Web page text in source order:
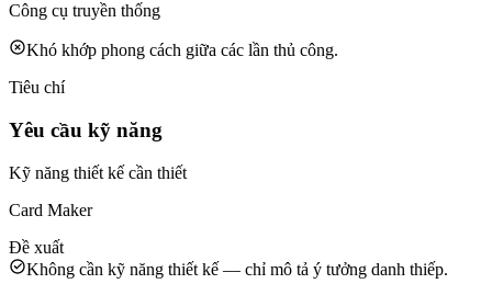
Công cụ truyền thống
Khó khớp phong cách giữa các lần thủ công.
Tiêu chí
Yêu cầu kỹ năng
Kỹ năng thiết kế cần thiết
Card Maker
Đề xuất
Không cần kỹ năng thiết kế — chỉ mô tả ý tưởng danh thiếp.